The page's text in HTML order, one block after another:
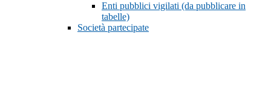
Enti pubblici vigilati (da pubblicare in
tabelle)
Società partecipate